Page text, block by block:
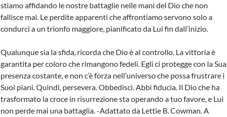
stiamo affidando le nostre battaglie nelle mani del Dio che non
fallisce mai. Le perdite apparenti che affrontiamo servono solo a
condurci a un trionfo maggiore, pianificato da Lui fin dall’inizio.
Qualunque sia la sfida, ricorda che Dio è al controllo. La vittoria è
garantita per coloro che rimangono fedeli. Egli ci protegge con la Sua
presenza costante, e non c’è forza nell’universo che possa frustrare i
Suoi piani. Quindi, persevera. Obbedisci. Abbi fiducia. Il Dio che ha
trasformato la croce in risurrezione sta operando a tuo favore, e Lui
non perde mai una battaglia. -Adattato da Lettie B. Cowman. A